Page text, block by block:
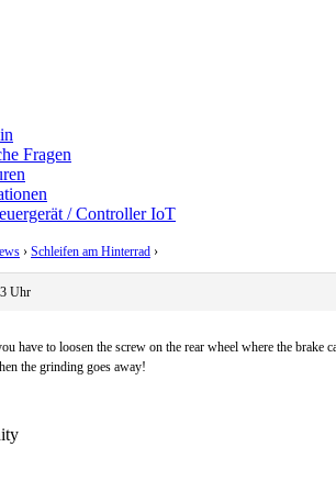
Fragen
/ Controller IoT
› Schleifen am Hinterrad ›
Uhr
have to loosen the screw on the rear wheel where the brake
the grinding goes away!